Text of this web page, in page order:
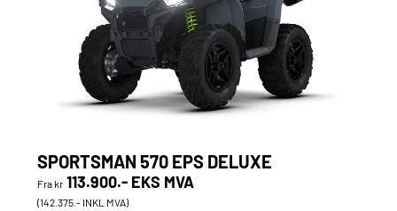
SPORTSMAN 570 EPS DELUXE
Fra kr 113.900.- EKS MVA
(142.375.- INKL MVA)